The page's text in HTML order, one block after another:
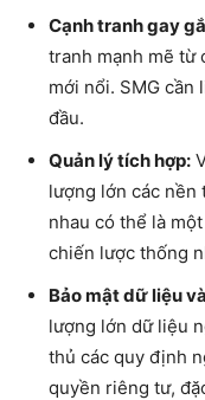
Cạnh tranh gay
tranh mạnh mẽ từ
mới nổi. SMG
đầu.
Quản lý tích hợp:
lượng lớn các nền
nhau có thể là
chiến lược thống
Bảo mật dữ liệu
lượng lớn dữ liệu
thủ các quy định
quyền riêng tư,